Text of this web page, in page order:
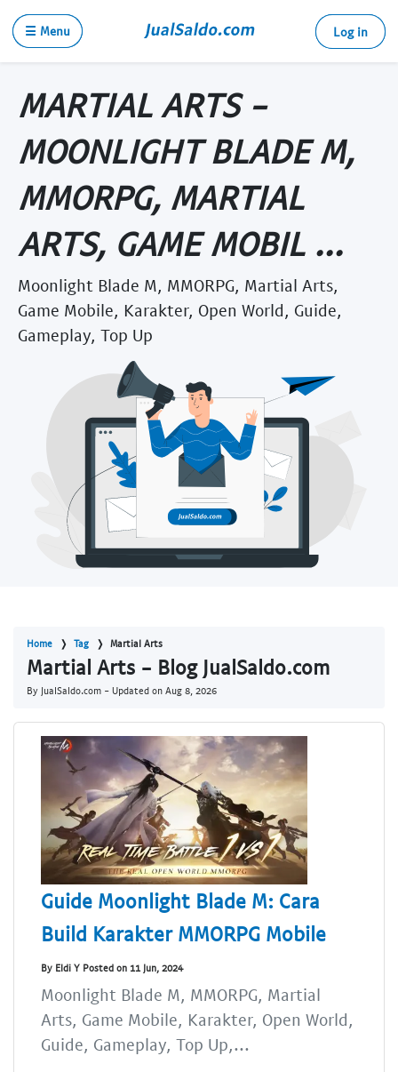
☰ Menu Log in
MARTIAL ARTS -
MOONLIGHT BLADE M,
MMORPG, MARTIAL
ARTS, GAME MOBIL ...
Moonlight Blade M, MMORPG, Martial Arts,
Game Mobile, Karakter, Open World, Guide,
Gameplay, Top Up
Home Tag Martial Arts
Martial Arts - Blog JualSaldo.com
By JualSaldo.com - Updated on Aug 8, 2026
Guide Moonlight Blade M: Cara
Build Karakter MMORPG Mobile
By Eldi Y Posted on 11 Jun, 2024
Moonlight Blade M, MMORPG, Martial
Arts, Game Mobile, Karakter, Open World,
Guide, Gameplay, Top Up,...